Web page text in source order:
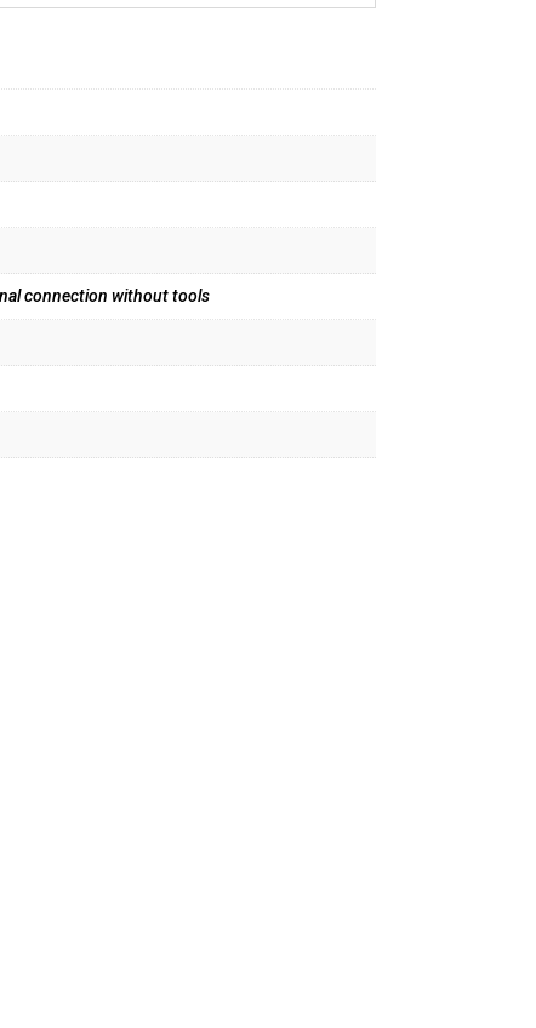
connection without tools